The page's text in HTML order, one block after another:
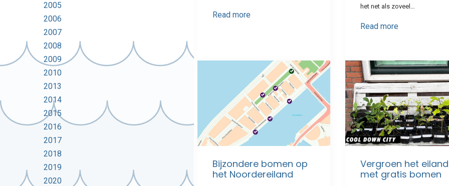
Read more
het net als zoveel…
Read more
Bijzondere bomen op
het Noordereiland
Vergroen het eiland
met gratis bomen
2005
2006
2007
2008
2009
2010
2013
2014
2015
2016
2017
2018
2019
2020